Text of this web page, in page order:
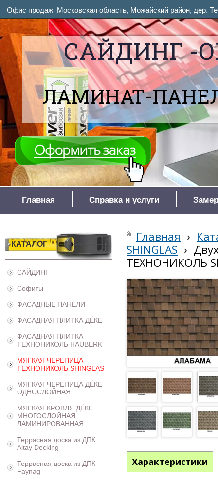
САЙДИНГ -
ЛАМИНАТ-
Офис продаж: Московская область, Можайский район, дер.
Главная Справка и услуги
КАТАЛОГ
САЙДИНГ
Софиты
ФАСАДНЫЕ ПАНЕЛИ
ФАСАДНАЯ ПЛИТКА ДЁКЕ
ФАСАДНАЯ ПЛИТКА
ТЕХНОНИКОЛЬ HAUBERK
МЯГКАЯ ЧЕРЕПИЦА
ТЕХНОНИКОЛЬ SHINGLAS
МЯГКАЯ ЧЕРЕПИЦА ДЁКЕ
ОДНОСЛОЙНАЯ
МЯГКАЯ КРОВЛЯ ДЁКЕ
МНОГОСЛОЙНАЯ
ЛАМИНИРОВАННАЯ
Террасная доска из ДПК
Altay Decking
Террасная доска из ДПК
Faynag
Главная ›
SHINGLAS ›
ТЕХНОНИКОЛЬ
Характеристики